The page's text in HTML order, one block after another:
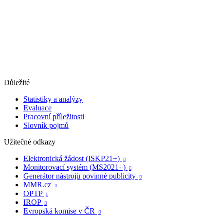
Důležité
Statistiky a analýzy
Evaluace
Pracovní příležitosti
Slovník pojmů
Užitečné odkazy
Elektronická žádost (ISKP21+)

Monitorovací systém (MS2021+) 
Generátor nástrojů povinné publicity 
MMR.cz 
OPTP 
IROP 
Evropská komise v ČR 